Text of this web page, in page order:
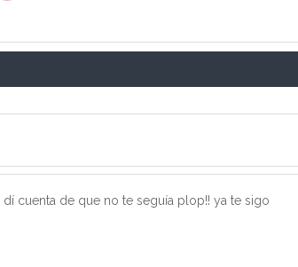
cuenta de que no te seguía plop!! ya te sigo